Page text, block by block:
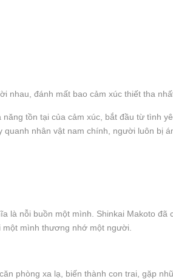
nhau, đánh mất bao cảm xúc thiết tha
tồn tại của cảm xúc, bắt đầu từ tình
nhân vật nam chính, người luôn bị
là nỗi buồn một mình. Shinkai Makoto đã
mình thương nhớ một người.
phòng xa lạ, biến thành con trai, gặp